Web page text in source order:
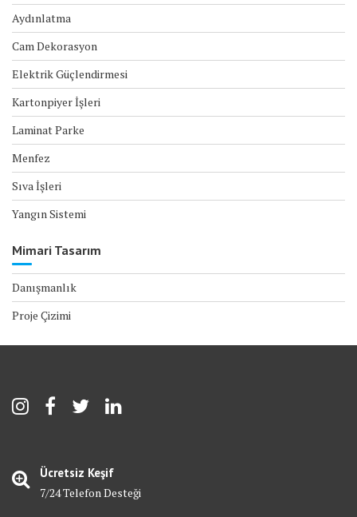
Aydınlatma
Cam Dekorasyon
Elektrik Güçlendirmesi
Kartonpiyer İşleri
Laminat Parke
Menfez
Sıva İşleri
Yangın Sistemi
Mimari Tasarım
Danışmanlık
Proje Çizimi
Ücretsiz Keşif
7/24 Telefon Desteği